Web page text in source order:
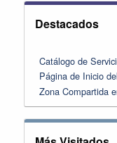
Destacados
CAUCE
Menú
Destacados
Catálogo de
Página de Inicio
Zona Compartida